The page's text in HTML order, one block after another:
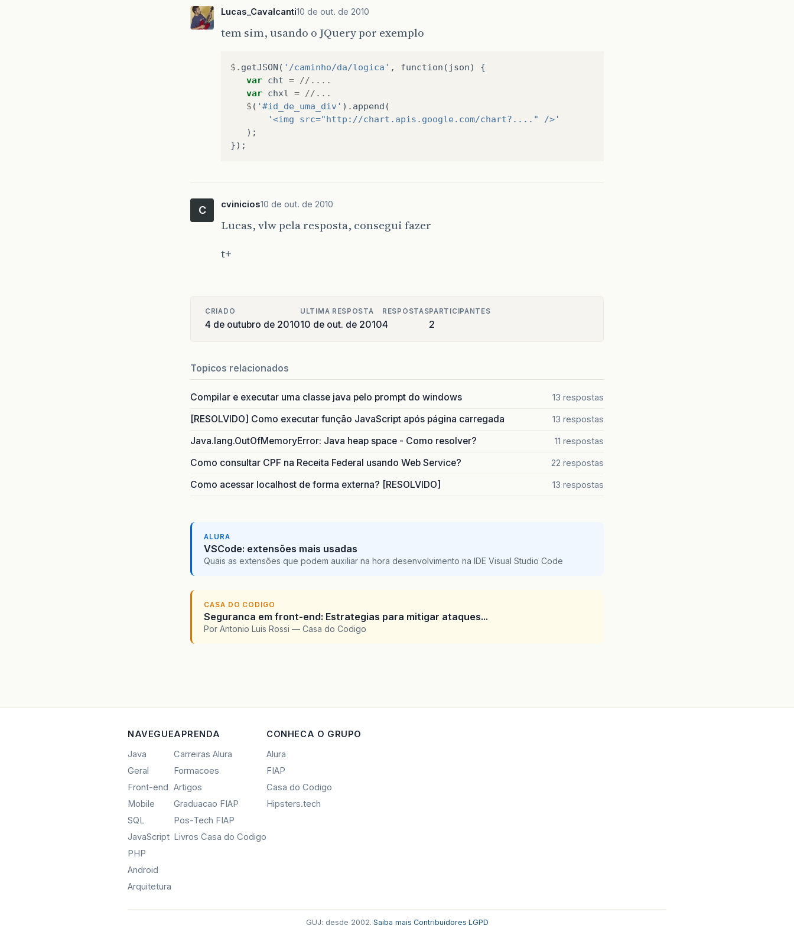
Lucas_Cavalcanti10 de out. de 2010
tem sim, usando o JQuery por exemplo
$. getJSON ( '/caminho/da/logica' , function ( json)
{
var cht =
//....
var chxl =
//...
$ ( '#id_de_uma_div' ) . append (
'<img src="http://chart.apis.google.com/chart?...." />'
);
});
C cvinicios10 de out. de 2010
Lucas, vlw pela resposta, consegui fazer
t+
CRIADO
4 de outubro de 2010
ULTIMA RESPOSTA
10 de out. de 2010
RESPOSTAS
4
PARTICIPANTES
2
Topicos relacionados
Compilar e executar uma classe java pelo prompt do windows 13 respostas
[RESOLVIDO] Como executar função JavaScript após página carregada 13 respostas
Java.lang.OutOfMemoryError: Java heap space - Como resolver? 11 respostas
Como consultar CPF na Receita Federal usando Web Service? 22 respostas
Como acessar localhost de forma externa? [RESOLVIDO] 13 respostas
ALURA
VSCode: extensões mais usadas
Quais as extensões que podem auxiliar na hora desenvolvimento na IDE Visual Studio Code
CASA DO CODIGO
Seguranca em front-end: Estrategias para mitigar ataques...
Por Antonio Luis Rossi — Casa do Codigo
NAVEGUE
Java
Geral
Front-end
Mobile
SQL
JavaScript
PHP
Android
Arquitetura
APRENDA
Carreiras Alura
Formacoes
Artigos
Graduacao FIAP
Pos-Tech FIAP
Livros Casa do Codigo
CONHECA O GRUPO
Alura
FIAP
Casa do Codigo
Hipsters.tech
GUJ: desde 2002.·Saiba mais·Contribuidores·LGPD